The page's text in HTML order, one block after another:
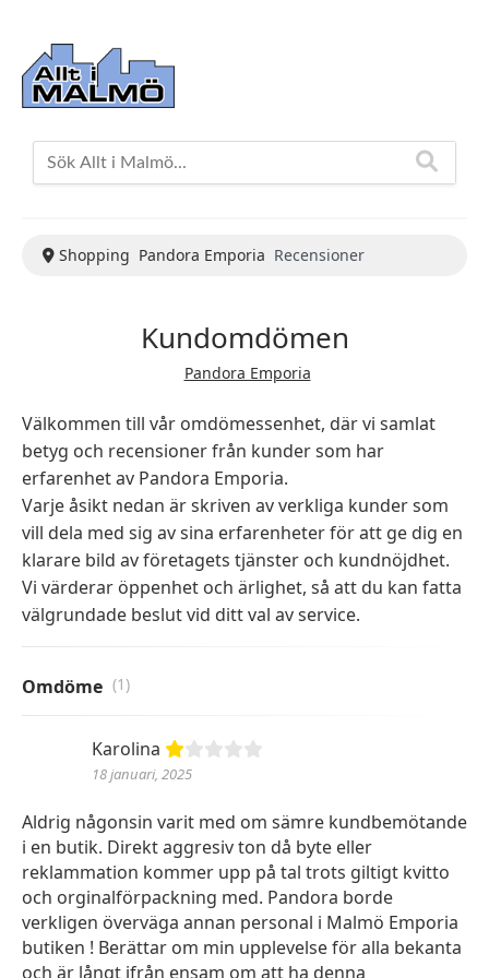
Shopping Pandora Emporia Recensioner
Kundomdömen
Pandora Emporia
Välkommen till vår omdömessenhet, där vi samlat
betyg och recensioner från kunder som har
erfarenhet av Pandora Emporia.
Varje åsikt nedan är skriven av verkliga kunder som
vill dela med sig av sina erfarenheter för att ge dig en
klarare bild av företagets tjänster och kundnöjdhet.
Vi värderar öppenhet och ärlighet, så att du kan fatta
välgrundade beslut vid ditt val av service.
Omdöme (1)
Karolina
18 januari, 2025
Aldrig någonsin varit med om sämre kundbemötande
i en butik. Direkt aggresiv ton då byte eller
reklammation kommer upp på tal trots giltigt kvitto
och orginalförpackning med. Pandora borde
verkligen överväga annan personal i Malmö Emporia
butiken ! Berättar om min upplevelse för alla bekanta
och är långt ifrån ensam om att ha denna